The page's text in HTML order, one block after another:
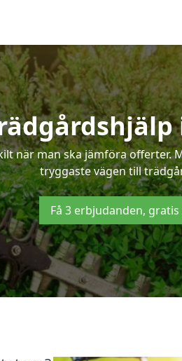
när man ska jämföra
tryggaste vägen till
Få 3 erbjudanden,